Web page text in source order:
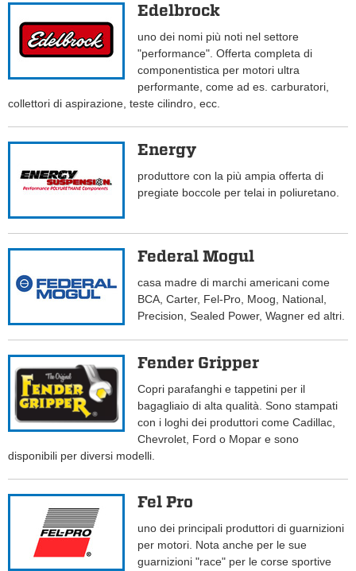
Edelbrock
uno dei nomi più noti nel settore
"performance". Offerta completa di
componentistica per motori ultra
performante, come ad es. carburatori,
collettori di aspirazione, teste cilindro, ecc.
Energy
produttore con la più ampia offerta di
pregiate boccole per telai in poliuretano.
Federal Mogul
casa madre di marchi americani come
BCA, Carter, Fel-Pro, Moog, National,
Precision, Sealed Power, Wagner ed altri.
Fender Gripper
Copri parafanghi e tappetini per il
bagagliaio di alta qualità. Sono stampati
con i loghi dei produttori come Cadillac,
Chevrolet, Ford o Mopar e sono
disponibili per diversi modelli.
Fel Pro
uno dei principali produttori di guarnizioni
per motori. Nota anche per le sue
guarnizioni "race" per le corse sportive